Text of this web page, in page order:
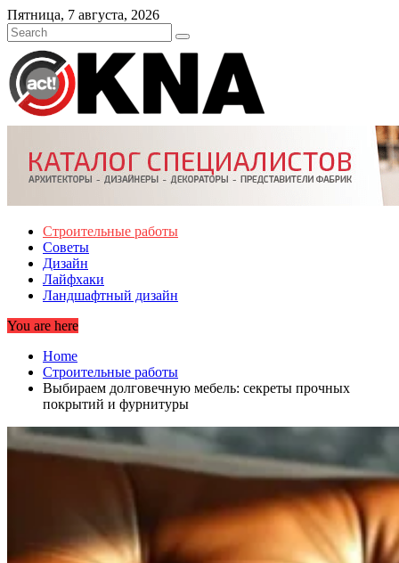
Skip
to
content
Пятница, 7 августа, 2026
Строительные работы
Советы
Дизайн
Лайфхаки
Ландшафтный дизайн
You are here
Home
Строительные работы
Выбираем долговечную мебель: секреты прочных
покрытий и фурнитуры